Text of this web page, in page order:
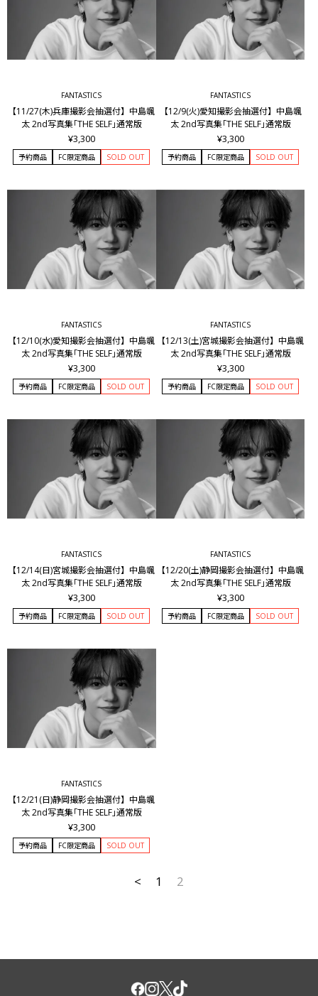
FANTASTICS
【11/27(木)兵庫撮影会抽選付】中島颯
太 2nd写真集｢THE SELF｣通常版
¥3,300
予約商品 FC限定商品 SOLD OUT
FANTASTICS
【12/9(火)愛知撮影会抽選付】中島颯
太 2nd写真集｢THE SELF｣通常版
¥3,300
予約商品 FC限定商品 SOLD OUT
FANTASTICS
【12/10(水)愛知撮影会抽選付】中島颯
太 2nd写真集｢THE SELF｣通常版
¥3,300
予約商品 FC限定商品 SOLD OUT
FANTASTICS
【12/13(土)宮城撮影会抽選付】中島颯
太 2nd写真集｢THE SELF｣通常版
¥3,300
予約商品 FC限定商品 SOLD OUT
FANTASTICS
【12/14(日)宮城撮影会抽選付】中島颯
太 2nd写真集｢THE SELF｣通常版
¥3,300
予約商品 FC限定商品 SOLD OUT
FANTASTICS
【12/20(土)静岡撮影会抽選付】中島颯
太 2nd写真集｢THE SELF｣通常版
¥3,300
予約商品 FC限定商品 SOLD OUT
FANTASTICS
【12/21(日)静岡撮影会抽選付】中島颯
太 2nd写真集｢THE SELF｣通常版
¥3,300
予約商品 FC限定商品 SOLD OUT
< 1 2